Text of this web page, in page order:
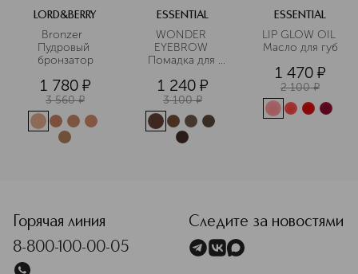
LORD&BERRY
Bronzer
Пудровый
бронзатор
1 780 ¤
3 560 ¤
ESSENTIAL
WONDER
EYEBROW
Помадка для
1 240 ¤
3 100 ¤
ESSENTIAL
LIP GLOW OIL
Масло для губ
1 470 ¤
2 100 ¤
Горячая линия
8-800-100-00-05
Следите за новостями